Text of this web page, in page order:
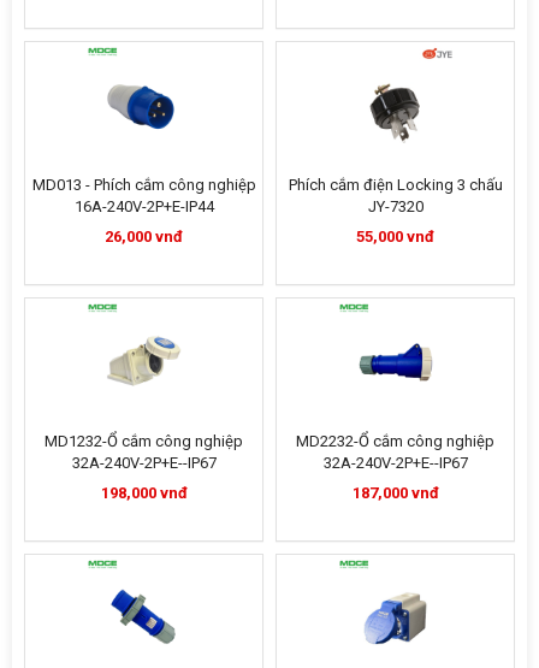
MD013 - Phích cắm công nghiệp
16A-240V-2P+E-IP44
26,000 vnđ
Phích cắm điện Locking 3 chấu
JY-7320
55,000 vnđ
MD1232-Ổ cắm công nghiệp
32A-240V-2P+E--IP67
198,000 vnđ
MD2232-Ổ cắm công nghiệp
32A-240V-2P+E--IP67
187,000 vnđ